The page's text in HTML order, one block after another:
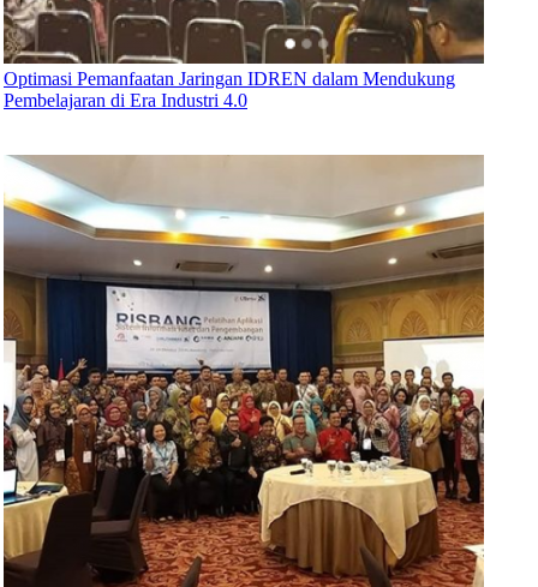
Optimasi Pemanfaatan Jaringan IDREN dalam Mendukung
Pembelajaran di Era Industri 4.0